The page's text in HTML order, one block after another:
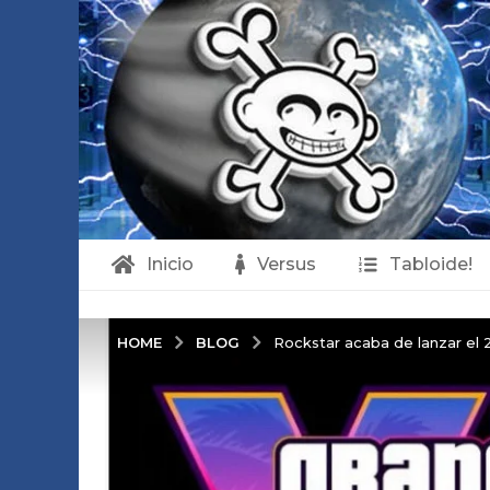
Inicio Versus Tabloide!
HOME BLOG Rockstar acaba de lanzar el